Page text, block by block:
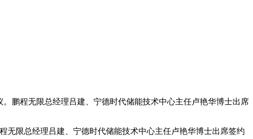
程无限总经理吕建、宁德时代储能技术中心主任卢艳华博士出席
限总经理吕建、宁德时代储能技术中心主任卢艳华博士出席签约